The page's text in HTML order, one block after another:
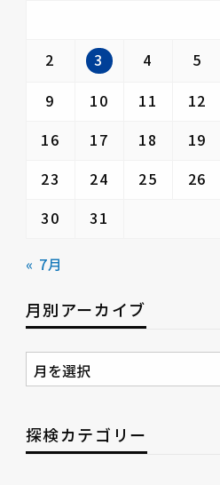
2
3 4 5
9
10 11 12
16
17 18 19
23
24 25 26
30
31
« 7月
月別アーカイブ
月
別
ー
カ
探検カテゴリー